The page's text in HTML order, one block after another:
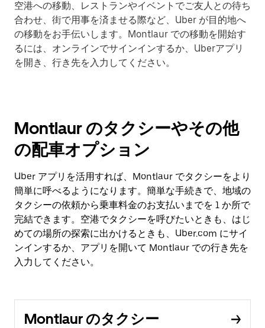
空港への移動、レストランやイベントでご友人との待ち
合わせ、街で用事を済ませる際など、Uber が目的地へ
の移動をお手伝いします。Montlaur での移動を開始す
るには、オンラインでサインインするか、Uberアプリ
を開き、行き先を入力してください。
Montlaur のタクシーやその他
の配車オプション
Uber アプリを活用すれば、Montlaur でタクシーをより
簡単に呼べるようになります。簡単な手続きで、地域の
タクシーの依頼から乗車料金のお支払いまでを 1 か所で
完結できます。空港でタクシーを呼びたいときも、はじ
めての場所の探索に出かけるときも、Uber.com にサイ
ンインするか、アプリを開いて Montlaur での行き先を
入力してください。
Montlaur のタクシー